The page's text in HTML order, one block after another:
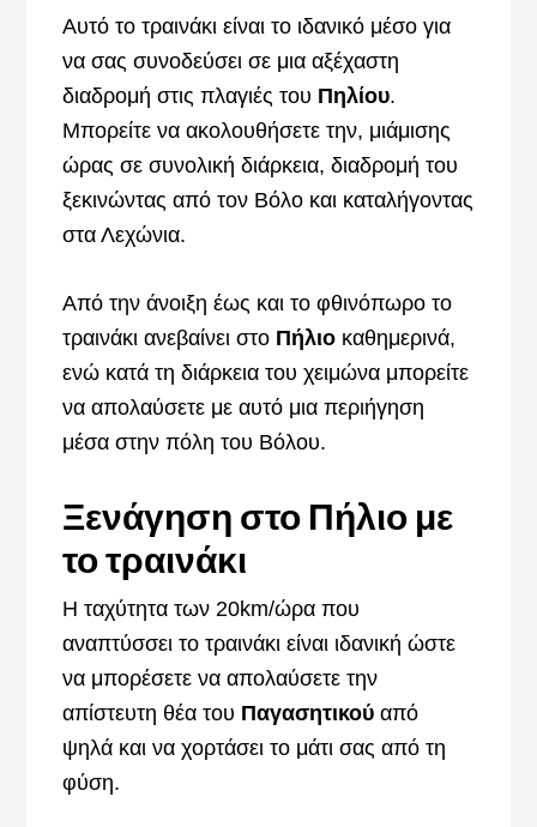
Αυτό το τραινάκι είναι το ιδανικό μέσο για
να σας συνοδεύσει σε μια αξέχαστη
διαδρομή στις πλαγιές του Πηλίου.
Μπορείτε να ακολουθήσετε την, μιάμισης
ώρας σε συνολική διάρκεια, διαδρομή του
ξεκινώντας από τον Βόλο και καταλήγοντας
στα Λεχώνια.
Από την άνοιξη έως και το φθινόπωρο το
τραινάκι ανεβαίνει στο Πήλιο καθημερινά,
ενώ κατά τη διάρκεια του χειμώνα μπορείτε
να απολαύσετε με αυτό μια περιήγηση
μέσα στην πόλη του Βόλου.
Ξενάγηση στο Πήλιο με
το τραινάκι
Η ταχύτητα των 20km/ώρα που
αναπτύσσει το τραινάκι είναι ιδανική ώστε
να μπορέσετε να απολαύσετε την
απίστευτη θέα του Παγασητικού από
ψηλά και να χορτάσει το μάτι σας από τη
φύση.